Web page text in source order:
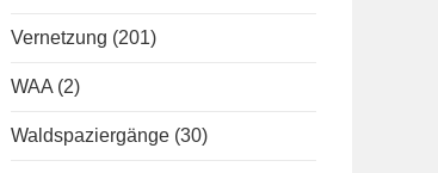
Vernetzung (201)
WAA (2)
Waldspaziergänge (30)